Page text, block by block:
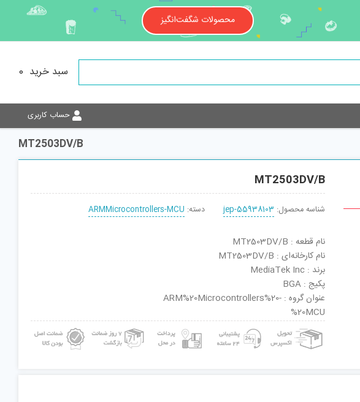
محصولات شگفت‌انگیز
سبد خرید 0
حساب کاربری
MT2503DV/B
MT2503DV/B
شناسه محصول: jep-55938103 دسته: ARMMicrocontrollers-MCU
نام قطعه : MT2503DV/B
نام کارخانه‌ای : MT2503DV/B
برند : MediaTek Inc
پکیج : BGA
عنوان گروه : ARM%20Microcontrollers%20-
%20MCU